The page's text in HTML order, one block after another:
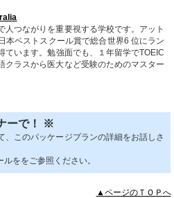
つながりを重要視する学校です。アット
本ベストスクール賞で総合世界6 位にラン
ています。勉強面でも、１年留学でTOEIC
クラスから医大など受験のためのマスター
ーで！ ※
、このパッケージプランの詳細をお話しさ
ををご参照ください。
▲ページのＴＯＰへ